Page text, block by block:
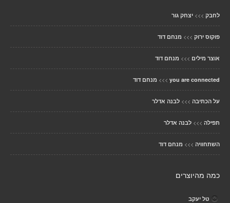
לחבק >>> יצחק גור
פוקוס ירוק >>> מנחם דוד
אוצר מילים >>> מנחם דוד
you are connected
>>> מנחם דוד
על הכתיבה >>> לבנה אדלר
תפילה >>> לבנה אדלר
השתחוויה >>> מנחם דוד
כמה מהיוצרים
טל יעקב